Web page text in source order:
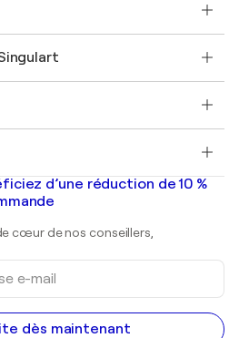
commercial
d'art original
d’une réduction de 10 %
cœur de nos conseillers,
dès maintenant